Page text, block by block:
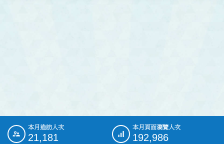
::: 本月造訪人次
21,181
本月頁面瀏覽人次
192,986